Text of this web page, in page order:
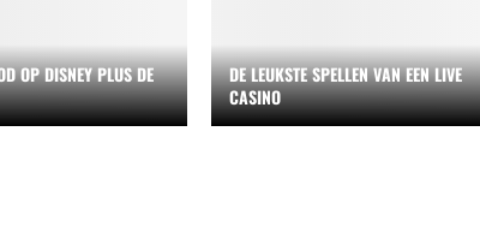
OP DISNEY PLUS DE
DE LEUKSTE SPELLEN VAN EEN LIVE
CASINO